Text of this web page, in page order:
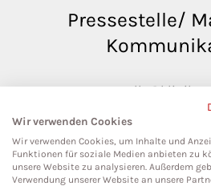
Pressestelle/
Teutoburger
33604
Wir verwenden Cookies
Wir verwenden Cookies, um Inhalte und
Funktionen für soziale Medien anbieten zu
unsere Website zu analysieren. Außerdem
Verwendung unserer Website an unsere